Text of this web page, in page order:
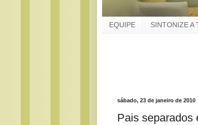
EQUIPE SINTONIZE A
sábado, 23 de janeiro de 2010
Pais separados